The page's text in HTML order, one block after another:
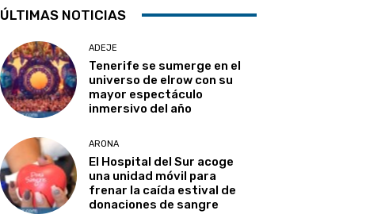
ÚLTIMAS NOTICIAS
ADEJE
Tenerife se sumerge en el
universo de elrow con su
mayor espectáculo
inmersivo del año
ARONA
El Hospital del Sur acoge
una unidad móvil para
frenar la caída estival de
donaciones de sangre